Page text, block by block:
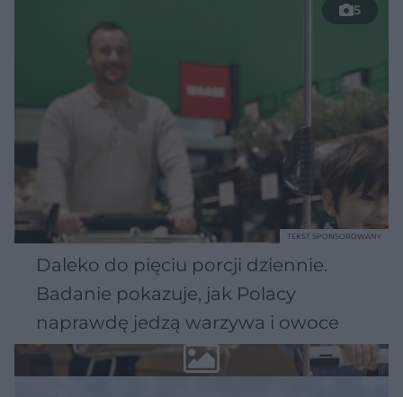
5
Daleko do pięciu porcji dziennie.
Badanie pokazuje, jak Polacy
naprawdę jedzą warzywa i owoce
TEKST SPONSOROWANY